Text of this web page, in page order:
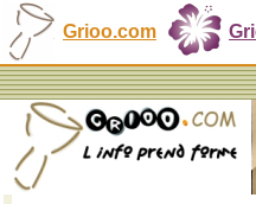
Grioo.com